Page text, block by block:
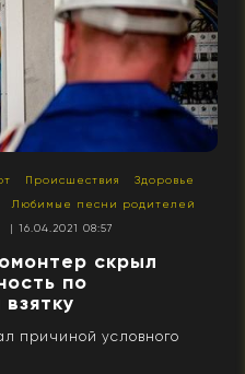
Происшествия
Здоровье
Любимые песни родителей
| 16.04.2021 08:57
скрыл
по
причиной условного